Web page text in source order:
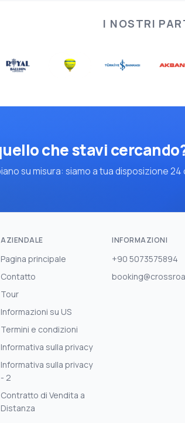
I NOSTRI
che stavi
su misura: siamo a tua disposizione 24
AZIENDALE
Pagina principale
Contatto
Tour
Informazioni su US
Termini e condizioni
Informativa sulla privacy
Informativa sulla privacy
- 2
Contratto di Vendita a
Distanza
INFORMAZIONI
+90 5073575894